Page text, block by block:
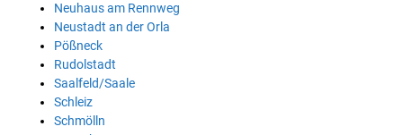
Neuhaus am Rennweg
Neustadt an der Orla
Pößneck
Rudolstadt
Saalfeld/Saale
Schleiz
Schmölln